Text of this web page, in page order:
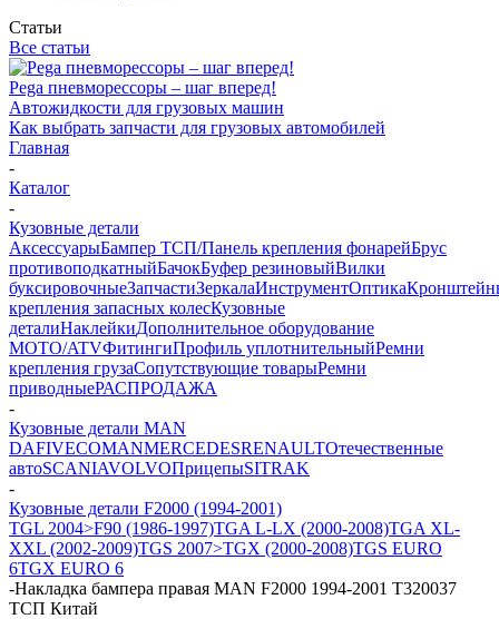
Статьи
Все статьи
Pega пневморессоры – шаг вперед!
Автожидкости для грузовых машин
Как выбрать запчасти для грузовых автомобилей
Главная
-
Каталог
-
Кузовные детали
АксессуарыБампер ТСП/Панель крепления фонарейБрус
противоподкатныйБачокБуфер резиновыйВилки
буксировочныеЗапчастиЗеркалаИнструментОптика
крепления запасных колесКузовные
деталиНаклейкиДополнительное оборудование
MOTO/ATVФитингиПрофиль уплотнительныйРемни
крепления грузаСопутствующие товарыРемни
приводныеРАСПРОДАЖА
-
Кузовные детали MAN
DAFIVECOMANMERCEDESRENAULTОтечественные
автоSCANIAVOLVOПрицепыSITRAK
-
Кузовные детали F2000 (1994-2001)
TGL 2004>F90 (1986-1997)TGA L-LX (2000-2008)TGA XL-
XXL (2002-2009)TGS 2007>TGX (2000-2008)TGS EURO
6TGX EURO 6
-Накладка бампера правая MAN F2000 1994-2001 T320037
ТСП Китай